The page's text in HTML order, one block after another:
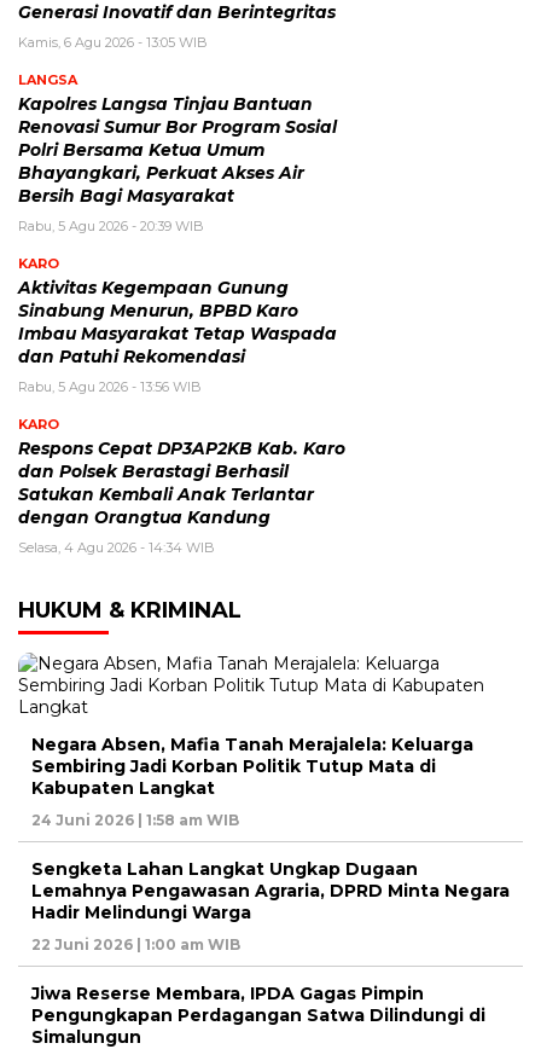
Generasi Inovatif dan Berintegritas
Kamis, 6 Agu 2026 - 13:05 WIB
LANGSA
Kapolres Langsa Tinjau Bantuan
Renovasi Sumur Bor Program Sosial
Polri Bersama Ketua Umum
Bhayangkari, Perkuat Akses Air
Bersih Bagi Masyarakat
Rabu, 5 Agu 2026 - 20:39 WIB
KARO
Aktivitas Kegempaan Gunung
Sinabung Menurun, BPBD Karo
Imbau Masyarakat Tetap Waspada
dan Patuhi Rekomendasi
Rabu, 5 Agu 2026 - 13:56 WIB
KARO
Respons Cepat DP3AP2KB Kab. Karo
dan Polsek Berastagi Berhasil
Satukan Kembali Anak Terlantar
dengan Orangtua Kandung
Selasa, 4 Agu 2026 - 14:34 WIB
HUKUM & KRIMINAL
Negara Absen, Mafia Tanah Merajalela: Keluarga
Sembiring Jadi Korban Politik Tutup Mata di
Kabupaten Langkat
24 Juni 2026 | 1:58 am WIB
Sengketa Lahan Langkat Ungkap Dugaan
Lemahnya Pengawasan Agraria, DPRD Minta Negara
Hadir Melindungi Warga
22 Juni 2026 | 1:00 am WIB
Jiwa Reserse Membara, IPDA Gagas Pimpin
Pengungkapan Perdagangan Satwa Dilindungi di
Simalungun